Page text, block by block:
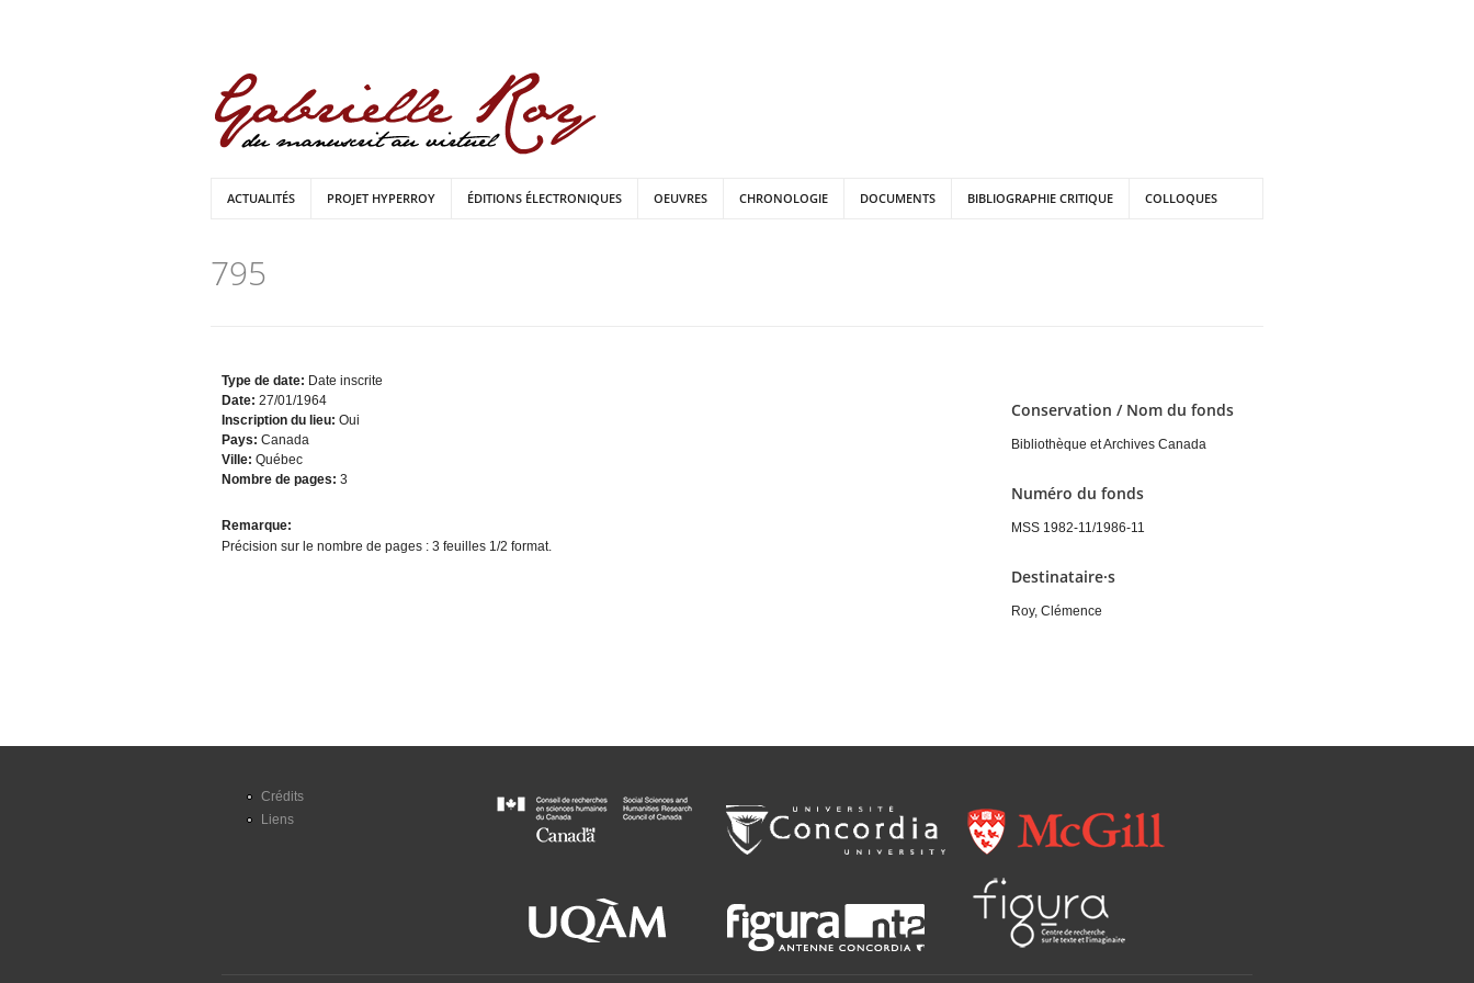
ACTUALITÉS PROJET HYPERROY ÉDITIONS ÉLECTRONIQUES OEUVRES CHRONOLOGIE DOCUMENTS BIBLIOGRAPHIE CRITIQUE COLLOQUES
795
Type de date: Date inscrite
Date: 27/01/1964
Inscription du lieu: Oui
Pays: Canada
Ville: Québec
Nombre de pages: 3
Remarque:
Précision sur le nombre de pages : 3 feuilles 1/2 format.
Conservation / Nom du fonds
Bibliothèque et Archives Canada
Numéro du fonds
MSS 1982-11/1986-11
Destinataire·s
Roy, Clémence
Crédits
Liens